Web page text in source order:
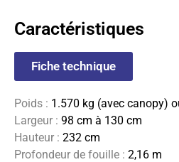
Caractéristiques
Fiche technique
Poids : 1.570 kg (avec canopy)
Largeur : 98 cm à 130 cm
Hauteur : 232 cm
Profondeur de fouille : 2,16 m